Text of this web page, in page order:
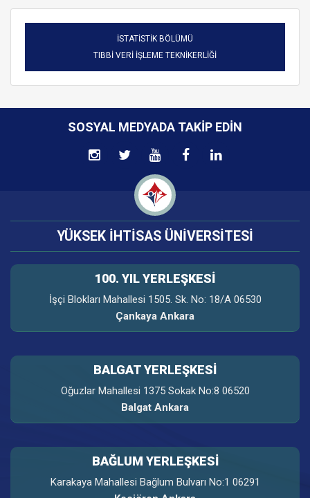
İSTATİSTİK BÖLÜMÜ
TIBBİ VERİ İŞLEME TEKNİKERLİĞİ
SOSYAL MEDYADA TAKIP EDIN
YÜKSEK İHTİSAS ÜNİVERSİTESİ
100. YIL YERLEŞKESI
İşçi Blokları Mahallesi 1505. Sk. No: 18/A 06530
Çankaya Ankara
BALGAT YERLEŞKESİ
Oğuzlar Mahallesi 1375 Sokak No:8 06520
Balgat Ankara
BAĞLUM YERLEŞKESİ
Karakaya Mahallesi Bağlum Bulvarı No:1 06291